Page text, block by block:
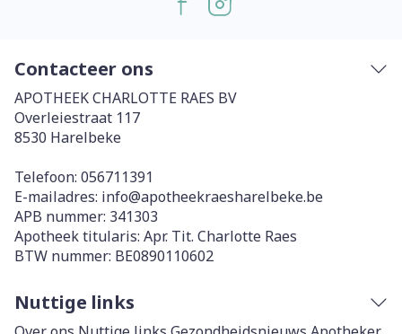
Contacteer ons
APOTHEEK CHARLOTTE RAES BV
Overleiestraat 117
8530 Harelbeke
Telefoon: 056711391
E-mailadres: info@apotheekraesharelbeke.be
APB nummer: 341303
Apotheek titularis: Apr. Tit. Charlotte Raes
BTW nummer: BE0890110602
Nuttige links